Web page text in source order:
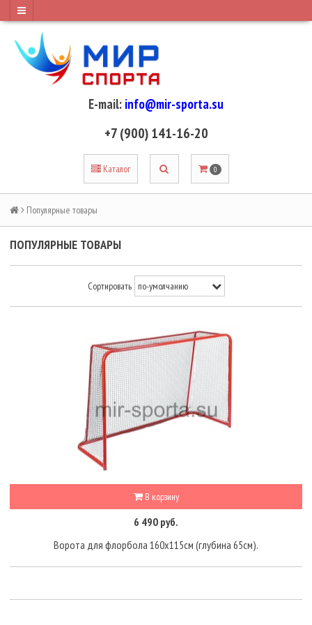
E-mail: info@mir-sporta.su
+7 (900) 141-16-20
Каталог 0
Популярные товары
ПОПУЛЯРНЫЕ ТОВАРЫ
Сортировать
В корзину
6 490 руб.
Ворота для флорбола 160х115см (глубина 65см).